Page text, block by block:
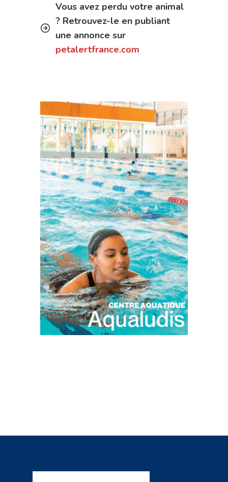
Vous avez perdu votre animal
? Retrouvez-le en publiant
une annonce sur
petalertfrance.com